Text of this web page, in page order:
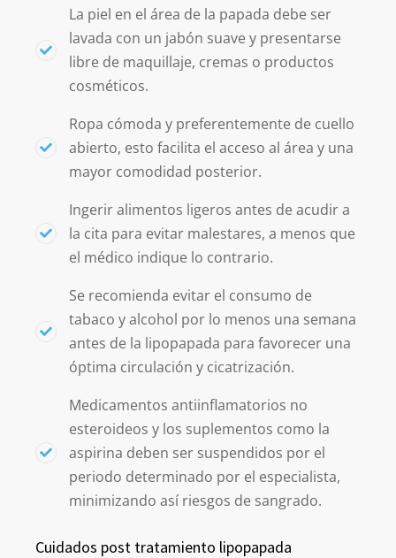
La piel en el área de la papada debe ser
lavada con un jabón suave y presentarse
libre de maquillaje, cremas o productos
cosméticos.
Ropa cómoda y preferentemente de cuello
abierto, esto facilita el acceso al área y una
mayor comodidad posterior.
Ingerir alimentos ligeros antes de acudir a
la cita para evitar malestares, a menos que
el médico indique lo contrario.
Se recomienda evitar el consumo de
tabaco y alcohol por lo menos una semana
antes de la lipopapada para favorecer una
óptima circulación y cicatrización.
Medicamentos antiinflamatorios no
esteroideos y los suplementos como la
aspirina deben ser suspendidos por el
periodo determinado por el especialista,
minimizando así riesgos de sangrado.
Cuidados post tratamiento lipopapada